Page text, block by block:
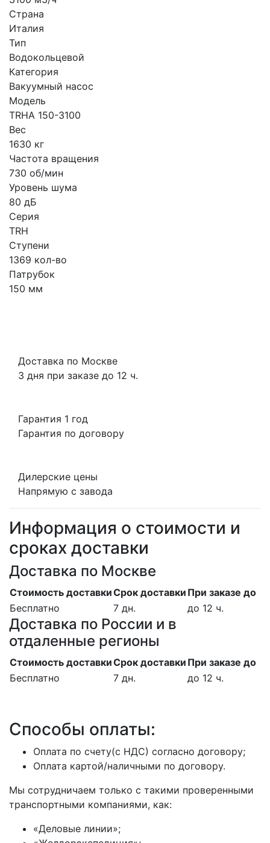
Страна
Италия
Тип
Водокольцевой
Категория
Вакуумный насос
Модель
TRHA 150-3100
Вес
1630 кг
Частота вращения
730 об/мин
Уровень шума
80 дБ
Серия
TRH
Ступени
1369 кол-во
Патрубок
150 мм
Доставка по Москве
3 дня при заказе до 12 ч.
Гарантия 1 год
Гарантия по договору
Дилерские цены
Напрямую с завода
Информация о стоимости и
сроках доставки
Доставка по Москве
Стоимость доставкиСрок доставки При заказе до
Бесплатно
7 дн. до 12 ч.
Доставка по России и в
отдаленные регионы
Стоимость доставкиСрок доставки При заказе до
Бесплатно
7 дн. до 12 ч.
Способы оплаты:
Оплата по счету(с НДС) согласно договору;
Оплата картой/наличными по договору.
Мы сотрудничаем только с такими проверенными
транспортными компаниями, как:
«Деловые линии»;